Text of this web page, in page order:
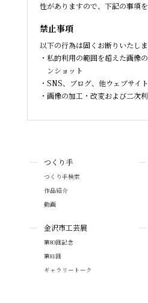
性がありますので、下記の事項
禁止事項
以下の行為は固くお断りいたしま
私的利用の範囲を超えた画像
ンショット
SNS、ブログ、他ウェブサイ
画像の加工・改変および二次
つくり手
つくり手検索
作品紹介
動画
金沢市工芸展
第80回記念
第81回
ギャラリートーク